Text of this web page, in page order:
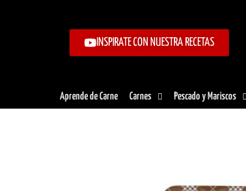
INSPIRATE CON NUESTRA RECETAS
Aprende de Carne Carnes Pescado y Mariscos